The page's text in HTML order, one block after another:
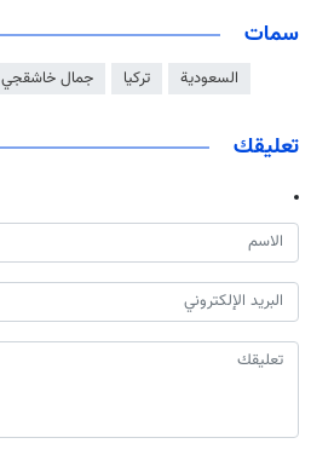
سمات
السعودية تركيا جمال خاشقجي
تعليقك